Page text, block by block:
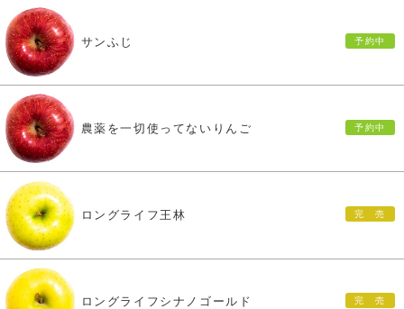
サンふじ
農薬を一切使ってないりんご
ロングライフ王林
ロングライフシナノゴールド